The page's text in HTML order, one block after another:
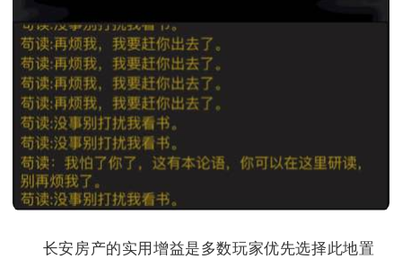
长安房产的实用增益是多数玩家优先选择此地置